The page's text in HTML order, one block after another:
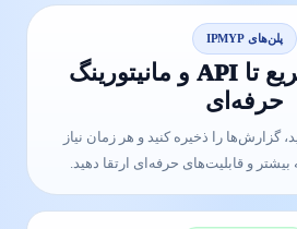
پلن‌های IPMYP
از بررسی سریع تا API و مانیتورینگ
حرفه‌ای
گزارش‌ها را ذخیره کنید و هر زمان نیاز